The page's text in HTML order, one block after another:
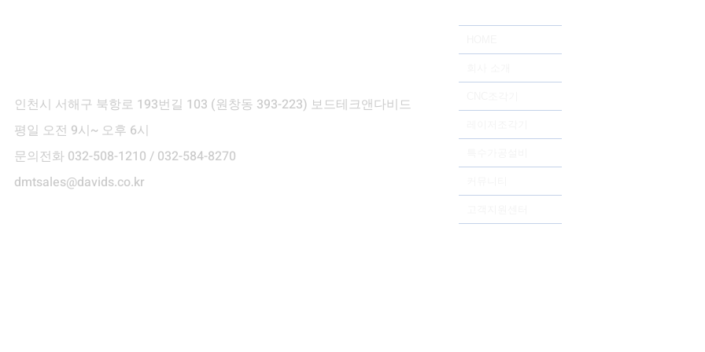
인천시 서해구 북항로 193번길 103 (원창동 393-223) 보드테크앤다비드
평일 오전 9시~ 오후 6시
문의전화 032-508-1210 / 032-584-8270
dmtsales@davids.co.kr